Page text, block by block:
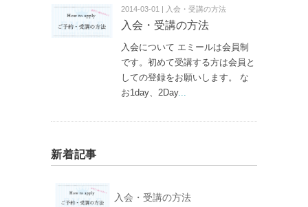
2014-03-01 | 入会・受講の方法
入会・受講の方法
入会について エミールは会員制
です。初めて受講する方は会員と
しての登録をお願いします。 な
お1day、2Day...
新着記事
入会・受講の方法